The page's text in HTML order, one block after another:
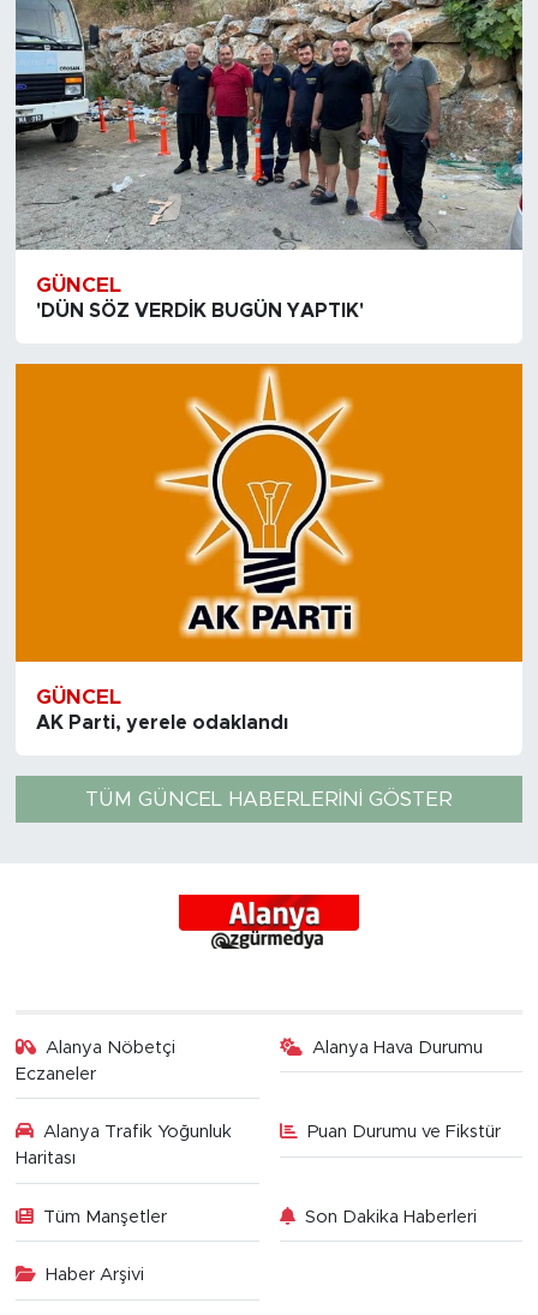
GÜNCEL
'DÜN SÖZ VERDİK BUGÜN YAPTIK'
GÜNCEL
AK Parti, yerele odaklandı
TÜM GÜNCEL HABERLERINI GÖSTER
Alanya Nöbetçi
Eczaneler
Alanya Hava Durumu
Alanya Trafik Yoğunluk
Haritası
Puan Durumu ve Fikstür
Tüm Manşetler Son Dakika Haberleri
Haber Arşivi